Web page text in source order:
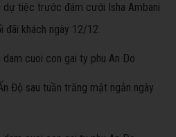
dự tiệc trước đám cưới Isha Ambani
khách ngày 12/12.
Độ sau tuần trăng mật ngắn ngày